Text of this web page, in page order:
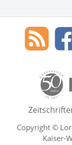
Social Media
Blog
des
Copyright ©
Kaiser-